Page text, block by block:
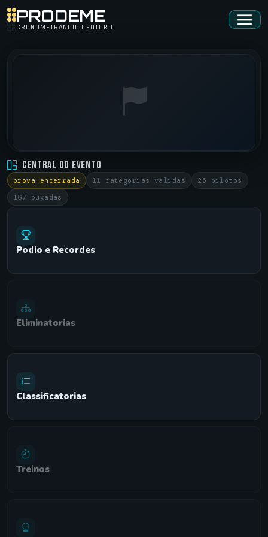
PRODEME
CRONOMETRANDO O FUTURO
RACING PARK • RACHA CARROS
CAÇAPAVA DO SUL/RS • 08/06/2025
Central do Evento
prova encerrada 11 categorias validas
25 pilotos
167 puxadas
Podio e Recordes
Eliminatorias
Classificatorias
Treinos